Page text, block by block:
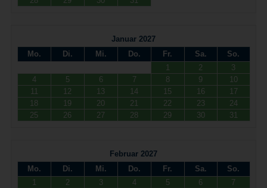
Januar 2027
Mo.
Di. Mi. Do. Fr. Sa.
So.
1
2
3
4
5 6 7 8 9
10
11
12 13 14 15 16
17
18
19 20 21 22 23
24
25
26 27 28 29 30 31
Februar 2027
Mo.
Di. Mi. Do. Fr. Sa.
So.
1
2 3 4 5 6
7